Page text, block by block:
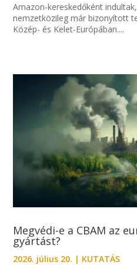
Amazon-kereskedőként
nemzetközileg már bizonyított
Közép- és Kelet-Európában....
Megvédi-e a CBAM az
gyártást?
2026. július 20. | KUTATÁS